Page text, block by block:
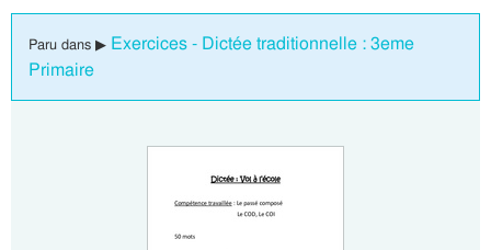
Paru dans ▶ Exercices - Dictée traditionnelle : 3eme
Primaire